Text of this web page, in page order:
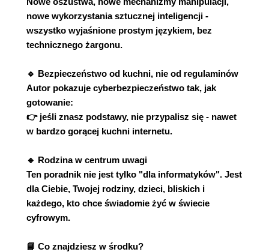
nowe wykorzystania sztucznej inteligencji -
wszystko wyjaśnione prostym językiem, bez
technicznego żargonu.
🔹 Bezpieczeństwo od kuchni, nie od regulaminów
Autor pokazuje cyberbezpieczeństwo tak, jak
gotowanie:
👉 jeśli znasz podstawy, nie przypalisz się - nawet
w bardzo gorącej kuchni internetu.
🔹 Rodzina w centrum uwagi
Ten poradnik nie jest tylko "dla informatyków". Jest
dla Ciebie, Twojej rodziny, dzieci, bliskich i
każdego, kto chce świadomie żyć w świecie
cyfrowym.
📘 Co znajdziesz w środku?